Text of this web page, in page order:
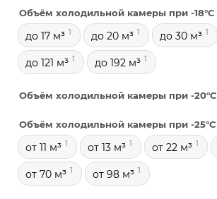
Объём холодильной камеры при -18°С
до 17 м³ 1 до 20 м³ 1 до 30 м³ 1
до 121 м³ 1 до 192 м³ 1
Объём холодильной камеры при -20°С
Объём холодильной камеры при -25°С
от 11 м³ 1 от 13 м³ 1 от 22 м³ 1
от 70 м³ 1 от 98 м³ 1